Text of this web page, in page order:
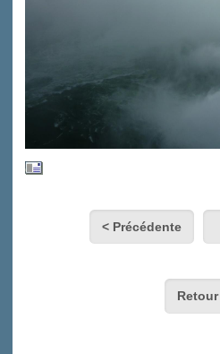
< Précédente
Retour